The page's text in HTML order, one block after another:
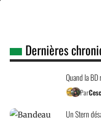
Dernières
Quand la
Par
Un Stern